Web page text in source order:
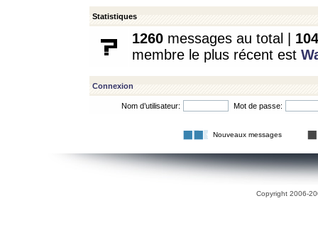
Statistiques
1260 messages au total | 104
membre le plus récent est
Connexion
Nom d’utilisateur: Mot de passe:
Nouveaux messages
Copyright 2006-